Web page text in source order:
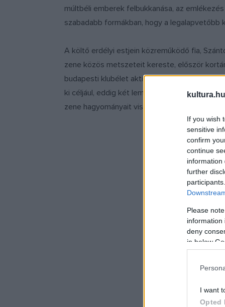
If you wish
sensitive
confirm
continue
information
further
Please
information
deny
in below
I want
Opted
múltbéli emberek felbukkanása, az
szabadabb formákban, hogy a
A költő erdélyi estjein közreműködő fia,
zene közös metszeteit kereste, először
budapesti klubélet aktív szereplői voltak.
ki céljául, eddig két lemezük jelent meg,
zene hagyományait viszi tovább, első